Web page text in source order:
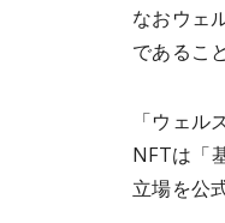
なおウェ
であるこ
「ウェル
NFTは「
立場を公